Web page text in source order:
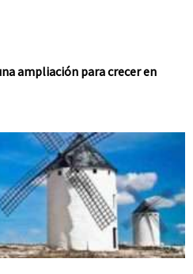
ampliación para crecer en